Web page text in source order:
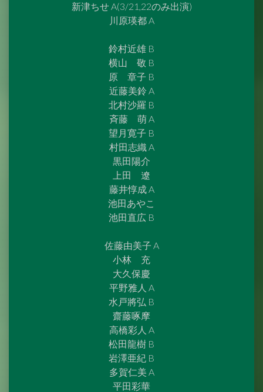
新津ちせ A(3/21,22のみ出演)
川原瑛都 A
鈴村近雄 B
横山 敬 B
原 章子 B
近藤美鈴 A
北村沙羅 B
斉藤 萌 A
望月寛子 B
村田志織 A
黒田陽介
上田 遼
藤井惇成 A
池田あやこ
池田直広 B
佐藤由美子 A
小林 充
大久保慶
平野雅人 A
水戸將弘 B
齋藤啄摩
高橋彩人 A
松田龍樹 B
岩澤亜紀 B
多賀仁美 A
平田彩華